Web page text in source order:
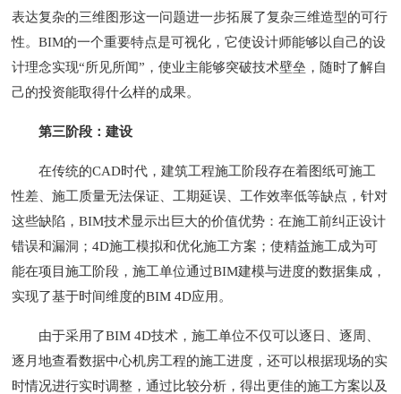
表达复杂的三维图形这一问题进一步拓展了复杂三维造型的可行
性。BIM的一个重要特点是可视化，它使设计师能够以自己的设
计理念实现“所见所闻”，使业主能够突破技术壁垒，随时了解自
己的投资能取得什么样的成果。
第三阶段：建设
在传统的CAD时代，建筑工程施工阶段存在着图纸可施工
性差、施工质量无法保证、工期延误、工作效率低等缺点，针对
这些缺陷，BIM技术显示出巨大的价值优势：在施工前纠正设计
错误和漏洞；4D施工模拟和优化施工方案；使精益施工成为可
能在项目施工阶段，施工单位通过BIM建模与进度的数据集成，
实现了基于时间维度的BIM 4D应用。
由于采用了BIM 4D技术，施工单位不仅可以逐日、逐周、
逐月地查看数据中心机房工程的施工进度，还可以根据现场的实
时情况进行实时调整，通过比较分析，得出更佳的施工方案以及